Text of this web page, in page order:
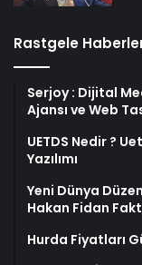
Rastgele
Serjoy : Dijital
Ajansı ve Web
UETDS Nedir ?
Yazılımı
Yeni Dünya
Hakan Fidan
Hurda Fiyatları